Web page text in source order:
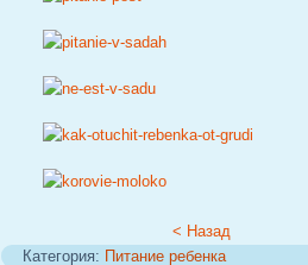
< Назад
Категория: Питание ребенка